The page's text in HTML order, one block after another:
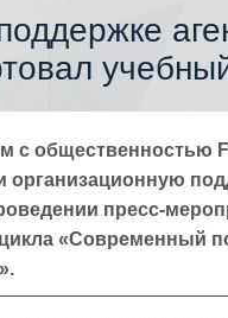
с общественностью
пресс-
«Современный